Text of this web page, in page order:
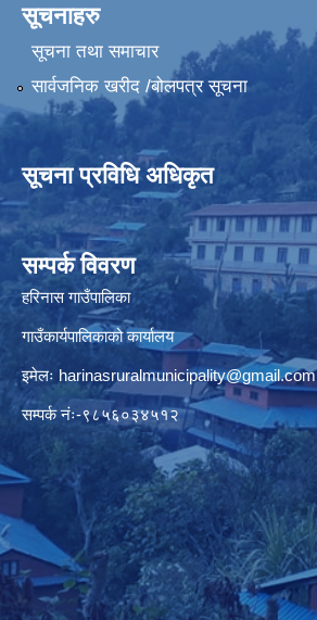
सूचनाहरु
सूचना तथा समाचार
सार्वजनिक खरीद /बोलपत्र सूचना
सूचना प्रविधि अधिकृत
सम्पर्क विवरण
हरिनास गाउँपालिका
गाउँकार्यपालिकाको कार्यालय
इमेलः harinasruralmunicipality@gmail.com
सम्पर्क नंः-९८५६०३४५१२